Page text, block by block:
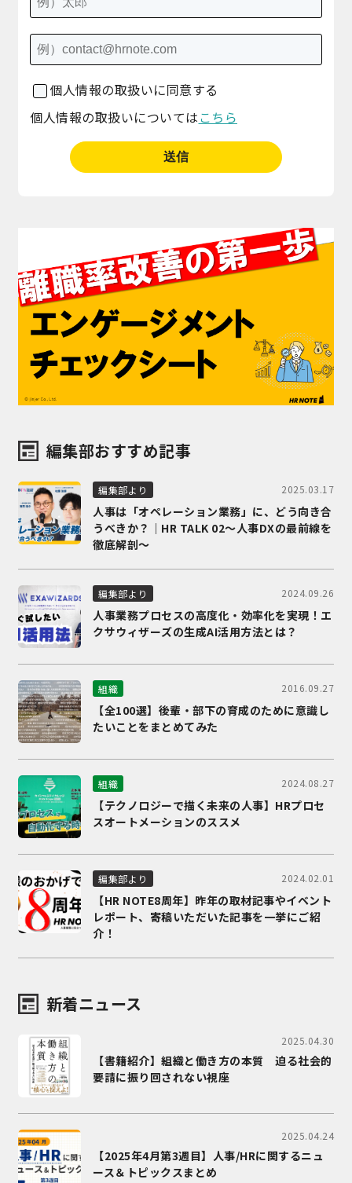
個人情報の取扱いに同意する
個人情報の取扱いについては こちら
編集部おすすめ記事
編集部より 2025.03.17
人事は「オペレーション業務」に、どう向き合
うべきか？｜HR TALK 02～人事DXの最前線を
徹底解剖～
編集部より 2024.09.26
人事業務プロセスの高度化・効率化を実現！エ
クサウィザーズの生成AI活用方法とは？
組織 2016.09.27
【全100選】後輩・部下の育成のために意識し
たいことをまとめてみた
組織 2024.08.27
【テクノロジーで描く未来の人事】HRプロセ
スオートメーションのススメ
編集部より 2024.02.01
【HR NOTE8周年】昨年の取材記事やイベント
レポート、寄稿いただいた記事を一挙にご紹
介！
新着ニュース
2025.04.30
【書籍紹介】組織と働き方の本質 迫る社会的
要請に振り回されない視座
2025.04.24
【2025年4月第3週目】人事/HRに関するニュ
ース＆トピックスまとめ